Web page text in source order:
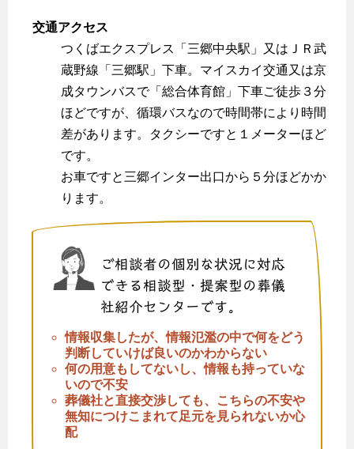
交通アクセス
つくばエクスプレス「三郷中央駅」又はＪＲ武
蔵野線「三郷駅」下車。マイスカイ交通又は京
成タウンバスで「総合体育館」下車ご徒歩３分
ほどですが、循環バスなので時間帯により時間
差があります。タクシーですと１メーターほど
です。
お車ですと三郷インター出口から５分ほどかか
ります。
ご相談者の個別な状況に対応
できる相談型・提案型の葬儀
社紹介センターです。
情報収集したが、情報氾濫の中で何をどう
判断していけば良いのかわからない
何の用意もしてないし、情報も持っていな
いので不安
葬儀社と直接交渉しても、こちらの不安や
無知につけこまれて足元を見られないか心
配